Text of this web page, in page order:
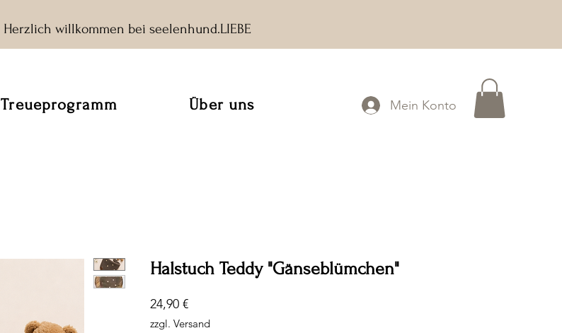
Herzlich willkommen bei seelenhund.LIEBE
Treueprogramm Über uns Mein Konto
Halstuch Teddy "Gänseblümchen"
24,90 €Preis
zzgl. Versand